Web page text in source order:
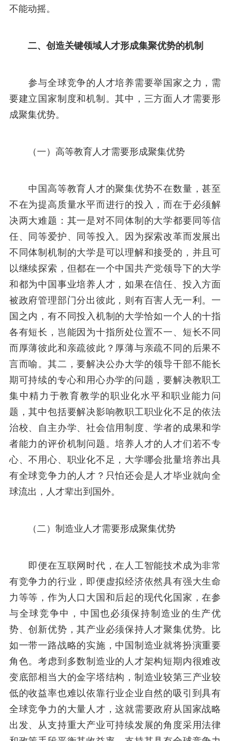
不能动摇。
二、创造关键领域人才形成集聚优势的机制
参与全球竞争的人才培养需要举国家之力，需
要建立国家制度和机制。其中，三方面人才需要形
成聚集优势。
（一）高等教育人才需要形成聚集优势
中国高等教育人才的聚集优势不在数量，甚至
不在为提高质量水平而进行的投入，而在于必须解
决两大难题：其一是对不同体制的大学都要同等信
任、同等爱护、同等投入。因为探索改革而发展出
不同体制机制的大学是可以理解和接受的，并且可
以继续探索，但都在一个中国共产党领导下的大学
和都为中国事业培养人才，如果在信任、投入方面
被政府管理部门分出彼此，则有百害人无一利。一
国之内，有不同投入机制的大学恰如一个人的十指
各有短长，岂能因为十指所处位置不一、短长不同
而厚薄彼此和亲疏彼此？厚薄与亲疏不同的后果不
言而喻。其二，要解决公办大学的领导干部不能长
期可持续的专心和用心办学的问题，要解决教职工
集中精力于教育教学的职业化水平和职业能力问
题，其中包括要解决影响教职工职业化不足的依法
治校、自主办学、社会信用制度、学者的成果和学
者能力的评价机制问题。培养人才的人才们若不专
心、不用心、职业化不足，大学哪会批量培养出具
有全球竞争力的人才？只怕还会是人才毕业就向全
球流出，人才辈出到国外。
（二）制造业人才需要形成聚集优势
即便在互联网时代，在人工智能技术成为非常
有竞争力的行业，即便虚拟经济依然具有强大生命
力等等，作为人口大国和后起的现代化国家，在参
与全球竞争中，中国也必须保持制造业的生产优
势、创新优势，其产业必须保持人才聚集优势。比
如一带一路战略的实施，中国制造业就将扮演重要
角色。考虑到多数制造业的人才架构短期内很难改
变底部相当大的金字塔结构，制造业较第三产业较
低的收益率也难以依靠行业企业自然的吸引到具有
全球竞争力的大量人才，这就需要政府从国家战略
出发、从支持重大产业可持续发展的角度采用法律